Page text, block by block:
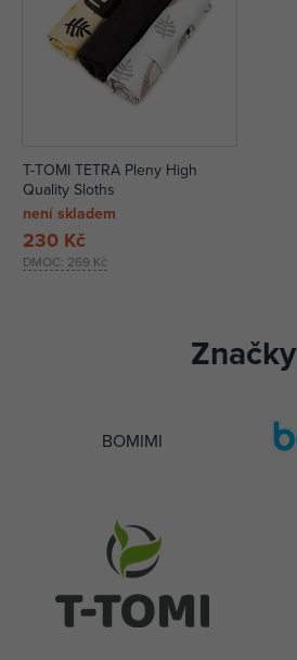
T-TOMI TETRA Pleny High
Quality Sloths
není skladem
DMOC: 269 Kč
230 Kč
Značky
BOMIMI